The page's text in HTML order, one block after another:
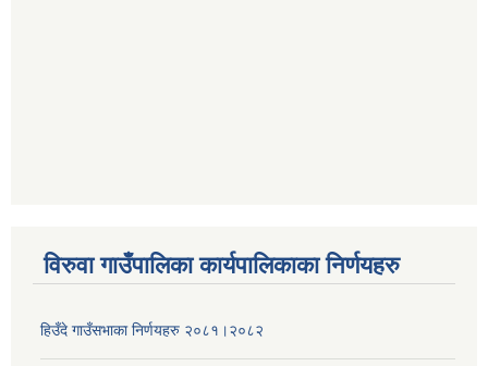
विरुवा गाउँपालिका कार्यपालिकाका निर्णयहरु
हिउँदे गाउँसभाका निर्णयहरु २०८१।२०८२